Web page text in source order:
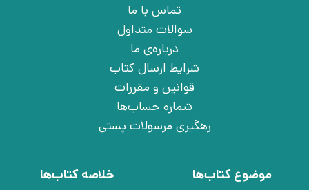
تماس با ما
سوالات متداول
درباره‌ی ما
شرایط ارسال کتاب
قوانین و مقررات
شماره حساب‌ها
رهگیری مرسولات پستی
موضوع کتاب‌ها
خلاصه کتاب‌ها